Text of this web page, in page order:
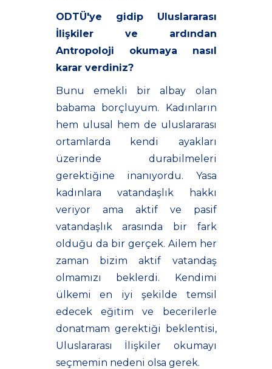
ODTÜ'ye gidip Uluslararası
İlişkiler ve ardından
Antropoloji okumaya nasıl
karar verdiniz?
Bunu emekli bir albay olan
babama borçluyum. Kadınların
hem ulusal hem de uluslararası
ortamlarda kendi ayakları
üzerinde durabilmeleri
gerektiğine inanıyordu. Yasa
kadınlara vatandaşlık hakkı
veriyor ama aktif ve pasif
vatandaşlık arasında bir fark
olduğu da bir gerçek. Ailem her
zaman bizim aktif vatandaş
olmamızı beklerdi. Kendimi
ülkemi en iyi şekilde temsil
edecek eğitim ve becerilerle
donatmam gerektiği beklentisi,
Uluslararası İlişkiler okumayı
seçmemin nedeni olsa gerek.